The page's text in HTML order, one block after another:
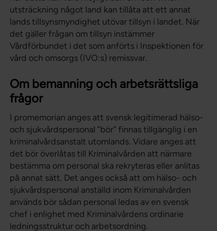
utsträckning något land kan tillåta att ett annat
lands tillsynsmyndighet utövar tillsyn i landet. När
det gäller frågan om tillsyn instämmer
Vårdförbundet i det som anförts i Inspektionen för
vård och omsorgs (IVO:s) remissvar.
Om bemanning och arbetsrättsliga
frågor
I promemorian anges att svensk legitimerad hälso-
och sjukvårdspersonal ”bör” finnas tillgänglig i en
kriminalvårdsanstalt utomlands. Vidare anges att
det bör överlåtas till Kriminalvården att närmare
bestämma om personal ska rekryteras eller anlitas
på annat sätt. Det anges också att om hälso- och
sjukvårdspersonal anställd inom Kriminalvården
används bör sådan personal ledas av en svensk
chef i enlighet med Kriminalvårdens ordinarie
ledningsstruktur och arbetsordning.